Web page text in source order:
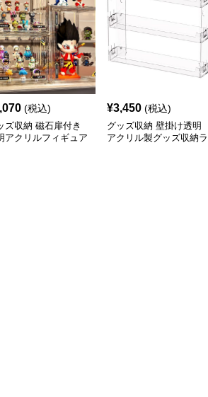
(税込)
ズ収納 磁石扉付き
アクリルフィギュア
¥3,450 (税込)
グッズ収納 壁掛け透明
アクリル製グッズ収納ラ